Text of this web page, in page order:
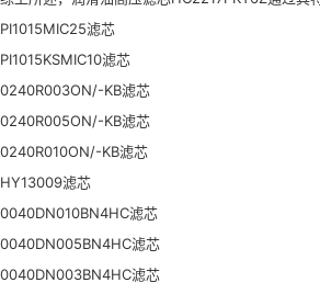
PI1015MIC25滤芯
PI1015KSMIC10滤芯
0240R003ON/-KB滤芯
0240R005ON/-KB滤芯
0240R010ON/-KB滤芯
HY13009滤芯
0040DN010BN4HC滤芯
0040DN005BN4HC滤芯
0040DN003BN4HC滤芯